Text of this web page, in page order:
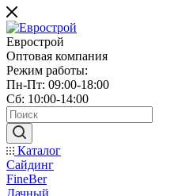
Еврострой
Оптовая компания
Режим работы:
Пн-Пт: 09:00-18:00
Сб: 10:00-14:00
Каталог
Сайдинг
FineBer
Дачный